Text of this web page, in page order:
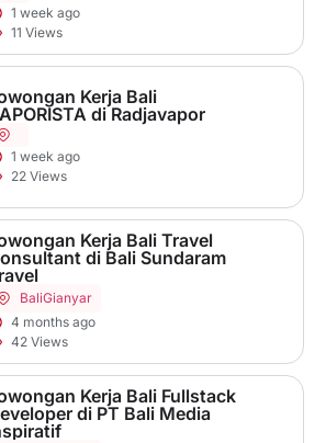
1 week ago
11 Views
Kerja Bali
di Radjavapor
1 week ago
22 Views
Kerja Bali Travel
di Bali Sundaram
BaliGianyar
4 months ago
42 Views
Kerja Bali Fullstack
di PT Bali Media